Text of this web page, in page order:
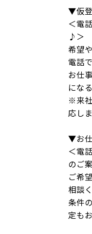
▼仮
＜電
♪＞
希望
電話
お仕
にな
※来
応し
▼お
＜電
のご
ご希
相談
条件
定も